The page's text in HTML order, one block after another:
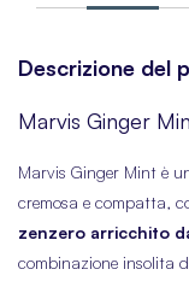
Descrizione del
Marvis Ginger
Marvis Ginger Mint è
cremosa e compatta,
zenzero arricchito
combinazione insolita